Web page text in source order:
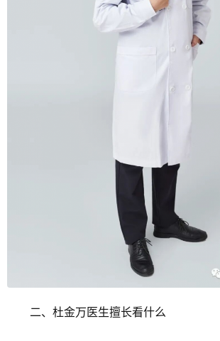
二、杜金万医生擅长看什么